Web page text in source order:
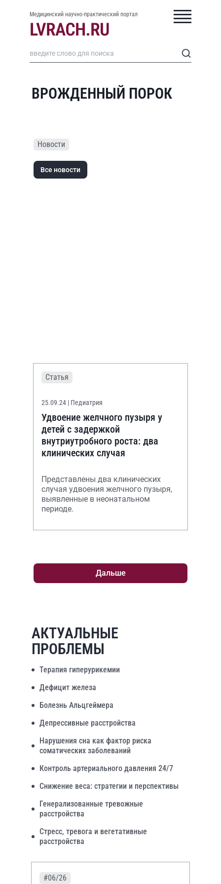
Медицинский научно-практический портал
ВРОЖДЕННЫЙ ПОРОК
Новости
Все новости
Статья
25.09.24 | Педиатрия
Удвоение желчного пузыря у
детей с задержкой
внутриутробного роста: два
клинических случая
Представлены два клинических
случая удвоения желчного пузыря,
выявленные в неонатальном
периоде.
Дальше
АКТУАЛЬНЫЕ
ПРОБЛЕМЫ
Терапия гиперурикемии
Дефицит железа
Болезнь Альцгеймера
Депрессивные расстройства
Нарушения сна как фактор риска
соматических заболеваний
Контроль артериального давления 24/7
Снижение веса: стратегии и перспективы
Генерализованные тревожные
расстройства
Стресс, тревога и вегетативные
расстройства
#06/26